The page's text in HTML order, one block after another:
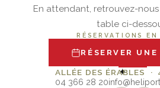
En attendant, retrouvez-
table ci-
RÉSERVATIONS
RÉSERVER
✦
ALLÉE DES ÉRABLES ·
04 366 28 20